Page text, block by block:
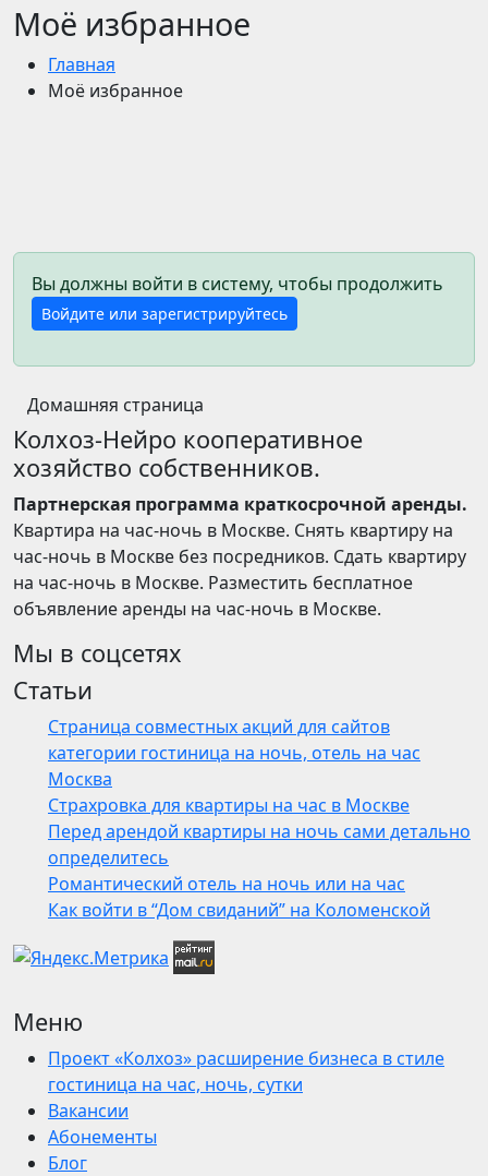
Моё избранное
Главная
Моё избранное
Вы должны войти в систему, чтобы продолжить
Войдите или зарегистрируйтесь
Домашняя страница
Колхоз-Нейро кооперативное
хозяйство собственников.
Партнерская программа краткосрочной аренды.
Квартира на час-ночь в Москве. Снять квартиру на
час-ночь в Москве без посредников. Сдать квартиру
на час-ночь в Москве. Разместить бесплатное
объявление аренды на час-ночь в Москве.
Мы в соцсетях
Статьи
Страница совместных акций для сайтов
категории гостиница на ночь, отель на час
Москва
Страхровка для квартиры на час в Москве
Перед арендой квартиры на ночь сами детально
определитесь
Романтический отель на ночь или на час
Как войти в “Дом свиданий” на Коломенской
Меню
Проект «Колхоз» расширение бизнеса в стиле
гостиница на час, ночь, сутки
Вакансии
Абонементы
Блог